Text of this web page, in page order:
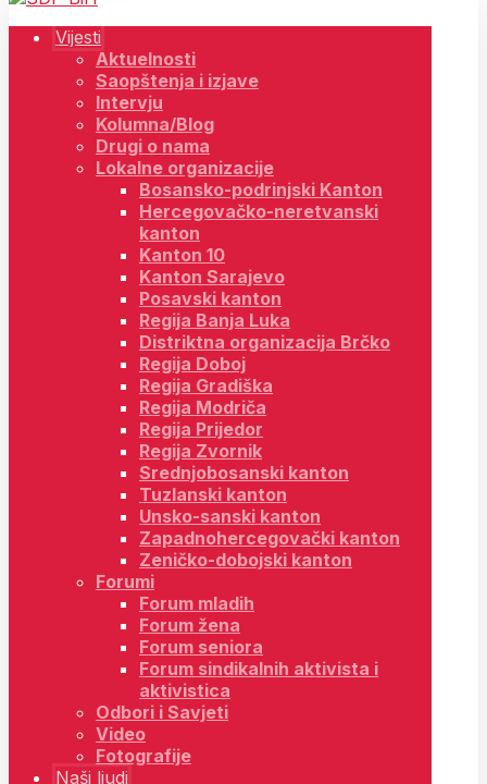
Vijesti
Aktuelnosti
Saopštenja i izjave
Intervju
Kolumna/Blog
Drugi o nama
Lokalne organizacije
Bosansko-podrinjski Kanton
Hercegovačko-neretvanski
kanton
Kanton 10
Kanton Sarajevo
Posavski kanton
Regija Banja Luka
Distriktna organizacija Brčko
Regija Doboj
Regija Gradiška
Regija Modriča
Regija Prijedor
Regija Zvornik
Srednjobosanski kanton
Tuzlanski kanton
Unsko-sanski kanton
Zapadnohercegovački kanton
Zeničko-dobojski kanton
Forumi
Forum mladih
Forum žena
Forum seniora
Forum sindikalnih aktivista i
aktivistica
Odbori i Savjeti
Video
Fotografije
Naši ljudi